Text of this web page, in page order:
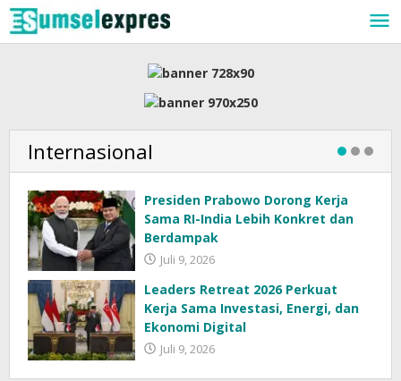
Lewati
ke
konten
Internasional
Presiden Prabowo Dorong Kerja
Sama RI-India Lebih Konkret dan
Berdampak
Juli 9, 2026
Leaders Retreat 2026 Perkuat
Kerja Sama Investasi, Energi, dan
Ekonomi Digital
Juli 9, 2026